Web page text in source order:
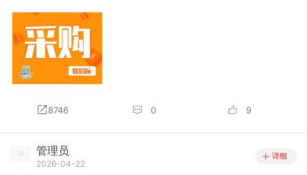
8746 0 9
管理员
2026-04-22
详细